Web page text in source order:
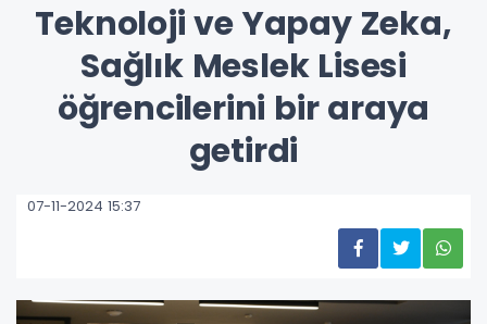
Teknoloji ve Yapay Zeka,
Sağlık Meslek Lisesi
öğrencilerini bir araya
getirdi
07-11-2024 15:37